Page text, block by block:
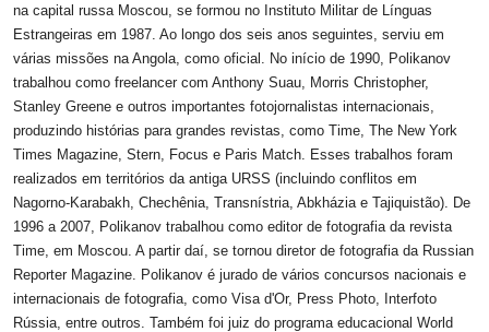
na capital russa Moscou, se formou no Instituto Militar de Línguas
Estrangeiras em 1987. Ao longo dos seis anos seguintes, serviu em
várias missões na Angola, como oficial. No início de 1990, Polikanov
trabalhou como freelancer com Anthony Suau, Morris Christopher,
Stanley Greene e outros importantes fotojornalistas internacionais,
produzindo histórias para grandes revistas, como Time, The New York
Times Magazine, Stern, Focus e Paris Match. Esses trabalhos foram
realizados em territórios da antiga URSS (incluindo conflitos em
Nagorno-Karabakh, Chechênia, Transnístria, Abkházia e Tajiquistão). De
1996 a 2007, Polikanov trabalhou como editor de fotografia da revista
Time, em Moscou. A partir daí, se tornou diretor de fotografia da Russian
Reporter Magazine. Polikanov é jurado de vários concursos nacionais e
internacionais de fotografia, como Visa d'Or, Press Photo, Interfoto
Rússia, entre outros. Também foi juiz do programa educacional World